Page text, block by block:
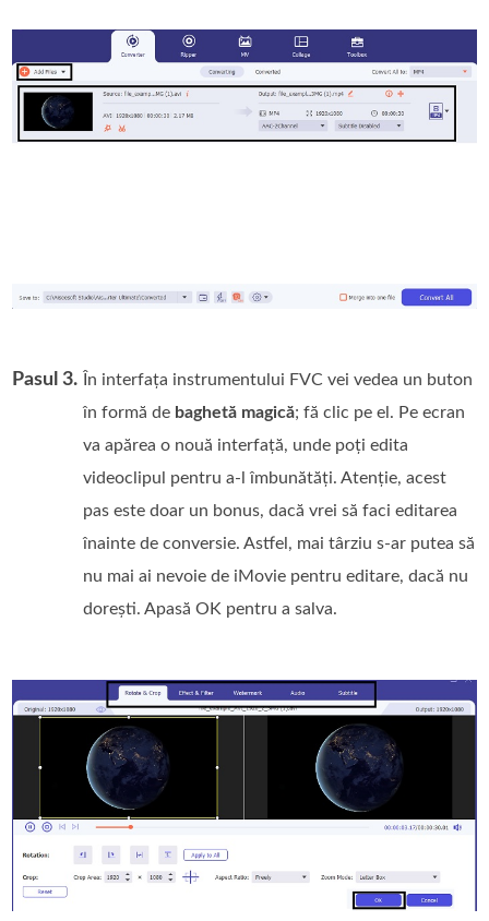
Pasul 3.
În interfața instrumentului FVC vei vedea un buton
în formă de baghetă magică; fă clic pe el. Pe ecran
va apărea o nouă interfață, unde poți edita
videoclipul pentru a‑l îmbunătăți. Atenție, acest
pas este doar un bonus, dacă vrei să faci editarea
înainte de conversie. Astfel, mai târziu s‑ar putea să
nu mai ai nevoie de iMovie pentru editare, dacă nu
dorești. Apasă OK pentru a salva.